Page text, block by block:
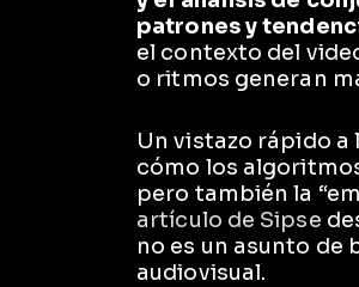
patrones y
el contexto del
o ritmos generan
Un vistazo rápido
cómo los
pero también la
artículo de Sipse
no es un asunto de
audiovisual.